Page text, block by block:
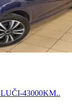
43000KM..